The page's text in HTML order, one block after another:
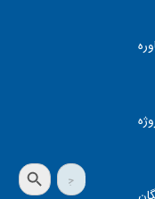
جستجو
برای:
دکمه جستجو